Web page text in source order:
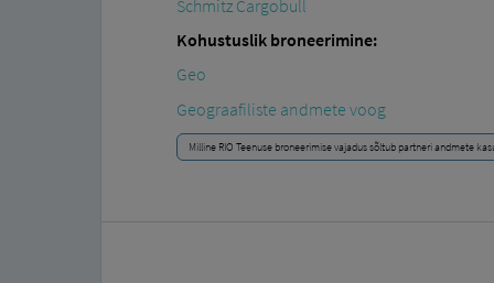
Schmitz Cargobull
Kohustuslik broneerimine:
Geo
Geograafiliste andmete voog
Milline RIO Teenuse broneerimise vajadus sõltub partneri andmete